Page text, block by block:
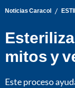
Noticias Caracol /
mitos y
Este proceso